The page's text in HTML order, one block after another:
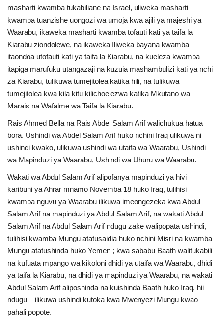
masharti kwamba tukabiliane na Israel, uliweka masharti
kwamba tuanzishe uongozi wa umoja kwa ajili ya majeshi ya
Waarabu, ikaweka masharti kwamba tofauti kati ya taifa la
Kiarabu ziondolewe, na ikaweka Iliweka bayana kwamba
itaondoa utofauti kati ya taifa la Kiarabu, na kueleza kwamba
itapiga marufuku utangazaji na kuzuia mashambulizi kati ya nchi
za Kiarabu, tulikuwa tumejitolea katika hili, na tulikuwa
tumejitolea kwa kila kitu kilichoelezwa katika Mkutano wa
Marais na Wafalme wa Taifa la Kiarabu.
Rais Ahmed Bella na Rais Abdel Salam Arif walichukua hatua
bora. Ushindi wa Abdel Salam Arif huko nchini Iraq ulikuwa ni
ushindi kwako, ulikuwa ushindi wa utaifa wa Waarabu, Ushindi
wa Mapinduzi ya Waarabu, Ushindi wa Uhuru wa Waarabu.
Wakati wa Abdul Salam Arif alipofanya mapinduzi ya hivi
karibuni ya Ahrar mnamo Novemba 18 huko Iraq, tulihisi
kwamba nguvu ya Waarabu ilikuwa imeongezeka kwa Abdul
Salam Arif na mapinduzi ya Abdul Salam Arif, na wakati Abdul
Salam Arif na Abdul Salam Arif ndugu zake walipopata ushindi,
tulihisi kwamba Mungu atatusaidia huko nchini Misri na kwamba
Mungu atatushinda huko Yemen ; kwa sababu Baath walitukabili
na kufuata mpango wa kikoloni dhidi ya utaifa wa Waarabu, dhidi
ya taifa la Kiarabu, na dhidi ya mapinduzi ya Waarabu, na wakati
Abdul Salam Arif aliposhinda na kuishinda Baath huko Iraq, hii –
ndugu – ilikuwa ushindi kutoka kwa Mwenyezi Mungu kwao
pahali popote.